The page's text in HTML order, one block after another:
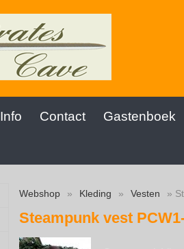
Info Contact Gastenboek
Webshop » Kleding » Vesten »
Steampunk vest